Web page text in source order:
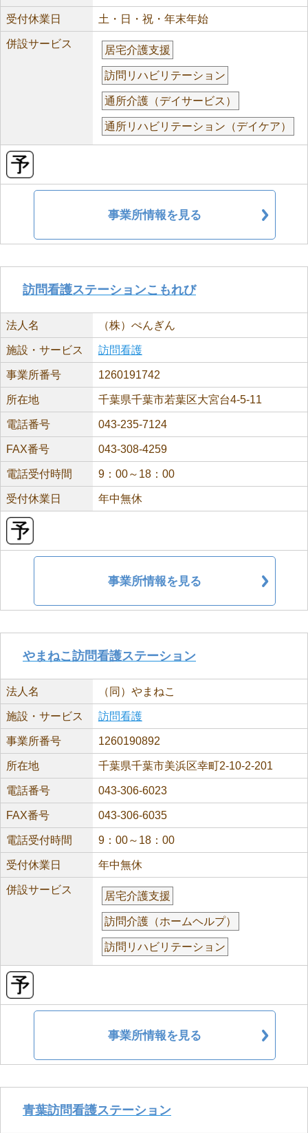
受付休業日 土・日・祝・年末年始
併設サービス
居宅介護支援
訪問リハビリテーション
通所介護（デイサービス）
通所リハビリテーション（デイケア）
事業所情報を見る
訪問看護ステーションこもれび
法人名 （株）ぺんぎん
施設・サービス 訪問看護
事業所番号 1260191742
所在地 千葉県千葉市若葉区大宮台4-5-11
電話番号 043-235-7124
FAX番号 043-308-4259
電話受付時間 9：00～18：00
受付休業日 年中無休
事業所情報を見る
やまねこ訪問看護ステーション
法人名 （同）やまねこ
施設・サービス 訪問看護
事業所番号 1260190892
所在地 千葉県千葉市美浜区幸町2-10-2-201
電話番号 043-306-6023
FAX番号 043-306-6035
電話受付時間 9：00～18：00
受付休業日 年中無休
併設サービス
居宅介護支援
訪問介護（ホームヘルプ）
訪問リハビリテーション
事業所情報を見る
青葉訪問看護ステーション